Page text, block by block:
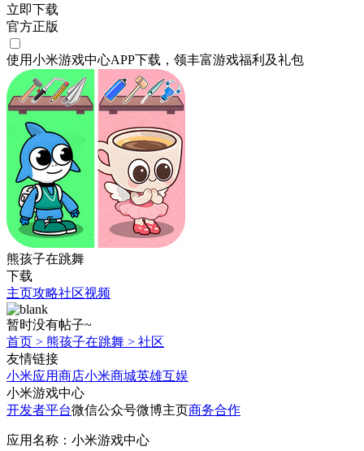
立即下载
官方正版
使用小米游戏中心APP下载 ，领丰富游戏福利 及礼包
熊孩子在跳舞
下载
主页攻略社区视频
暂时没有帖子~
首页 > 熊孩子在跳舞 > 社区
友情链接
小米应用商店小米商城英雄互娱
小米游戏中心
开发者平台微信公众号微博主页商务合作
应用名称：小米游戏中心